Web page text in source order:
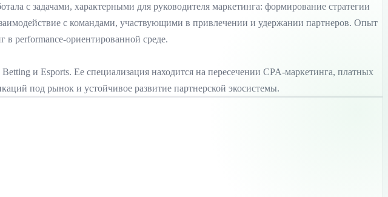
с задачами, характерными для руководителя маркетинга: формирование стратегии
с командами, участвующими в привлечении и удержании партнеров. Опыт
в performance-ориентированной среде.
и Esports. Ее специализация находится на пересечении CPA-маркетинга, платных
под рынок и устойчивое развитие партнерской экосистемы.